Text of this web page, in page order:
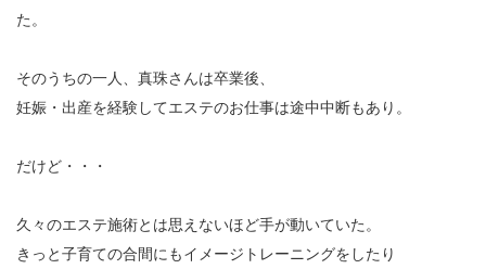
た。
そのうちの一人、真珠さんは卒業後、
妊娠・出産を経験してエステのお仕事は途中中断もあり。
だけど・・・
久々のエステ施術とは思えないほど手が動いていた。
きっと子育ての合間にもイメージトレーニングをしたり